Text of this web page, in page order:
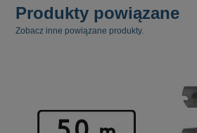
Produkty powiązane
Zobacz inne powiązane produkty.